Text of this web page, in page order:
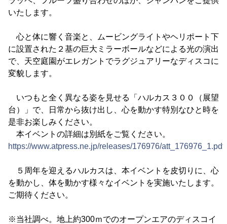
いたします。
心と体に響く音楽と、ムービングライトやヘリポート下
に設置された２基の巨大ミラーボールなどによる光の演出
で、天空庭園がエレガントでラグジュアリーなディスコに
変貌します。
いつもと全く異なる姿を見せる「ハルカス３００（展望
台）」で、日常から抜け出し、心を動かす特別なひと時を
是非お楽しみください。
本イベントの詳細は別紙をご覧ください。
https://www.atpress.ne.jp/releases/176976/att_176976_1.pdf
５周年を迎えるハルカスは、本イベントを皮切りに、心
を動かし、体を動かす様々なイベントを実施いたします。
ご期待ください。
※当社調べ。地上約300ｍでのオープンエアのディスコイ